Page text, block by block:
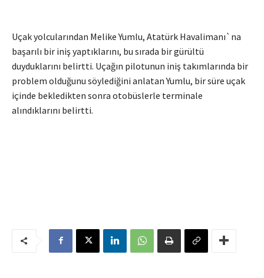
Uçak yolcularından Melike Yumlu, Atatürk Havalimanı`na
başarılı bir iniş yaptıklarını, bu sırada bir gürültü
duyduklarını belirtti. Uçağın pilotunun iniş takımlarında bir
problem olduğunu söylediğini anlatan Yumlu, bir süre uçak
içinde bekledikten sonra otobüslerle terminale
alındıklarını belirtti.